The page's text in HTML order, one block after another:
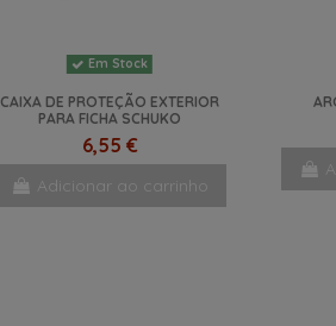
Em Stock
CAIXA DE PROTEÇÃO EXTERIOR
PARA FICHA SCHUKO
6,55 €
Adicionar ao carrinho